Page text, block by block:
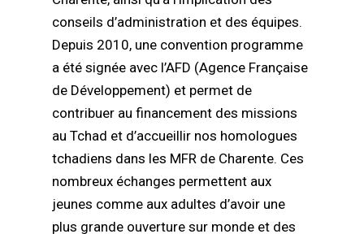
conseils d’administration et des équipes.
Depuis 2010, une convention programme
a été signée avec l’AFD (Agence Française
de Développement) et permet de
contribuer au financement des missions
au Tchad et d’accueillir nos homologues
tchadiens dans les MFR de Charente. Ces
nombreux échanges permettent aux
jeunes comme aux adultes d’avoir une
plus grande ouverture sur monde et des